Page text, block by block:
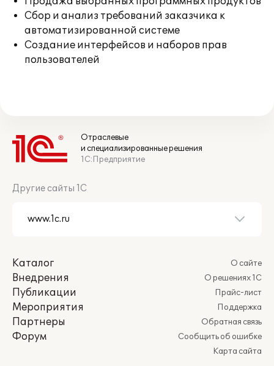
Сбор и анализ требований заказчика к
автоматизированной системе
Создание интерфейсов и наборов прав
пользователей
Отраслевые
и специализированные решения
1С:Предприятие
Другие сайты 1С
Каталог
Внедрения
Публикации
Мероприятия
Партнеры
Форум
О сайте
О решениях 1С
Прайс-лист
Поддержка
Обратная связь
Сообщить об ошибке
Карта сайта